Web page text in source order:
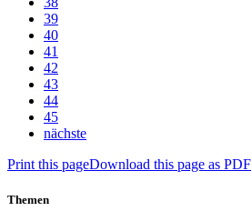
39
40
41
42
43
44
45
nächste
Print this pageDownload this page as PDF
Themen